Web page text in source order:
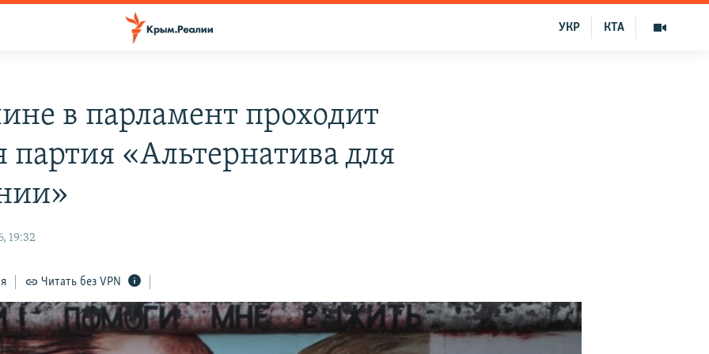
КТА
УКР
в парламент проходит
партия «Альтернатива для
19:32
Читать без VPN